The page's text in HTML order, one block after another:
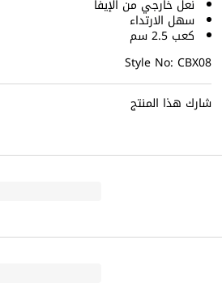
نعل خارجي من الإيفا
سهل الارتداء
كعب 2.5 ​​سم
Style No: CBX08
شارك هذا المنتج